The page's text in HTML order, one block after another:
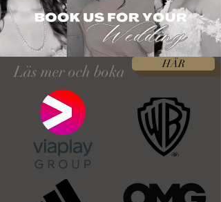
BOKA DITT BRÖLLOP
OCH LÄS MER
HÄR
Läs mer och boka